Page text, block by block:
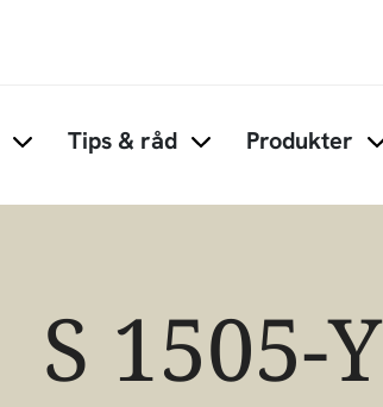
Tips & råd Produkter
S 1505-Y